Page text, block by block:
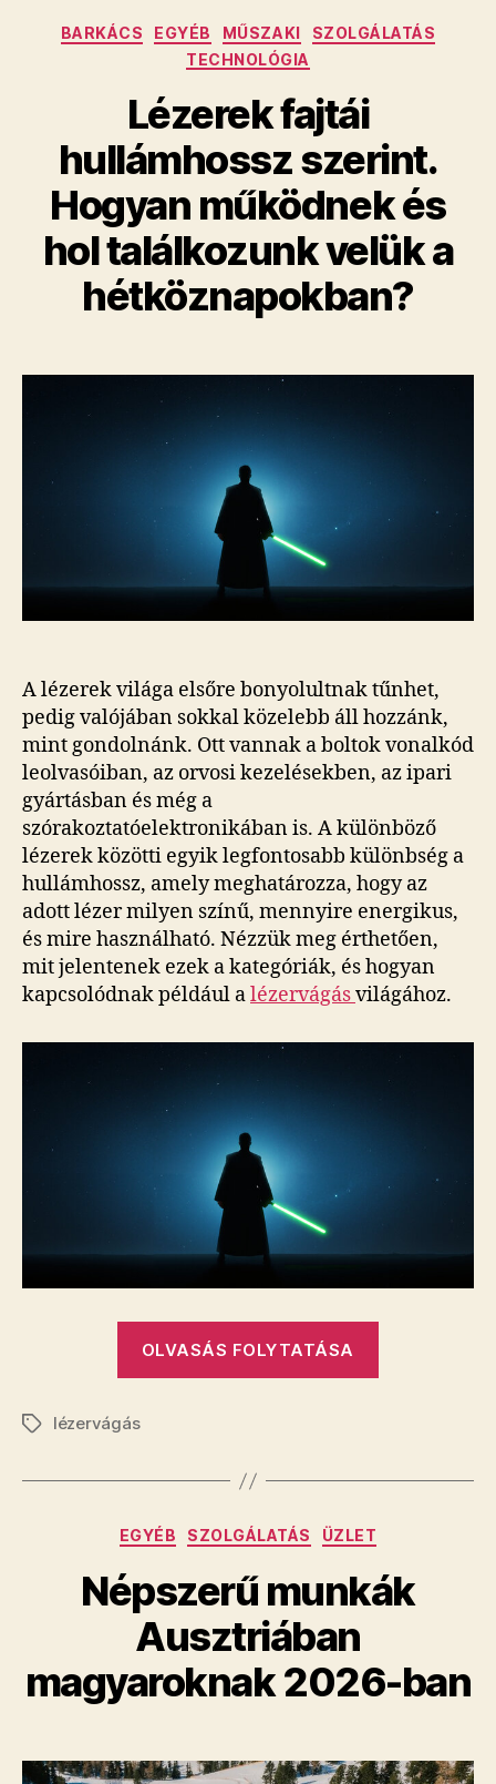
valójában
Kategóriák
BARKÁCS EGYÉB MŰSZAKI
SZOLGÁLATÁS
TECHNOLÓGIA
Lézerek fajtái
hullámhossz szerint.
Hogyan működnek és
hol találkozunk velük a
hétköznapokban?
A lézerek világa elsőre bonyolultnak tűnhet,
pedig valójában sokkal közelebb áll hozzánk,
mint gondolnánk. Ott vannak a boltok vonalkód
leolvasóiban, az orvosi kezelésekben, az ipari
gyártásban és még a
szórakoztatóelektronikában is. A különböző
lézerek közötti egyik legfontosabb különbség a
hullámhossz, amely meghatározza, hogy az
adott lézer milyen színű, mennyire energikus,
és mire használható. Nézzük meg érthetően,
mit jelentenek ezek a kategóriák, és hogyan
kapcsolódnak például alézervágásvilágához.
OLVASÁS FOLYTATÁSA
működnek
találkozunk
velük
Címkéklézervágás
Kategóriák
EGYÉB SZOLGÁLATÁS ÜZLET
Népszerű munkák
Ausztriában
magyaroknak 2026-ban